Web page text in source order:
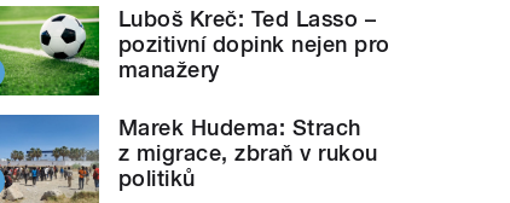
Luboš Kreč: Ted Lasso –
pozitivní dopink nejen pro
manažery
Marek Hudema: Strach
z migrace, zbraň v rukou
politiků